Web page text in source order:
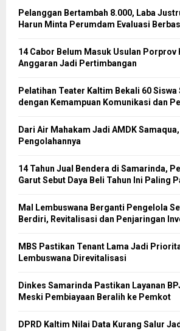
Pelanggan Bertambah 8.000, Laba
Harun Minta Perumdam Evaluasi
14 Cabor Belum Masuk Usulan Porprov
Anggaran Jadi Pertimbangan
Pelatihan Teater Kaltim Bekali 60 Siswa
dengan Kemampuan Komunikasi dan
Dari Air Mahakam Jadi AMDK
Pengolahannya
14 Tahun Jual Bendera di Samarinda,
Garut Sebut Daya Beli Tahun Ini Paling
Mal Lembuswana Berganti Pengelola
Berdiri, Revitalisasi dan Penjaringan
MBS Pastikan Tenant Lama Jadi
Lembuswana Direvitalisasi
Dinkes Samarinda Pastikan Layanan
Meski Pembiayaan Beralih ke Pemkot
DPRD Kaltim Nilai Data Kurang Salur